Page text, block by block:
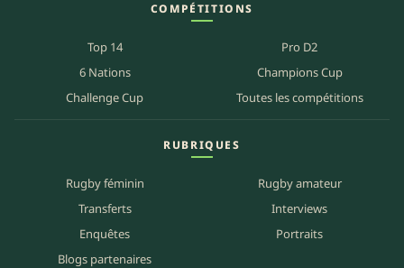
COMPÉTITIONS
Top 14
Pro D2
6 Nations
Champions Cup
Challenge Cup
Toutes les compétitions
RUBRIQUES
Rugby féminin
Rugby amateur
Transferts
Interviews
Enquêtes
Portraits
Blogs partenaires